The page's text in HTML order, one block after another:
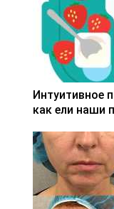
Интуитивное
как ели наши